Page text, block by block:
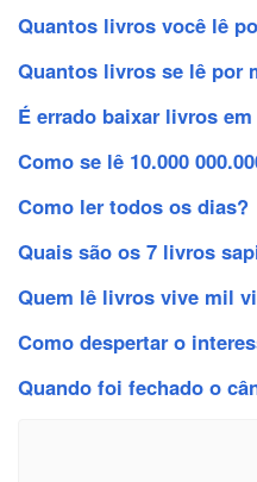
Quantos livros você lê
Quantos livros se lê por
É errado baixar livros em
Como se lê 10.000
Como ler todos os dias?
Quais são os 7 livros
Quem lê livros vive mil
Como despertar o
Quando foi fechado o